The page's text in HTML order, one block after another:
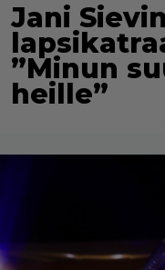
Jani
”Minun
heille”